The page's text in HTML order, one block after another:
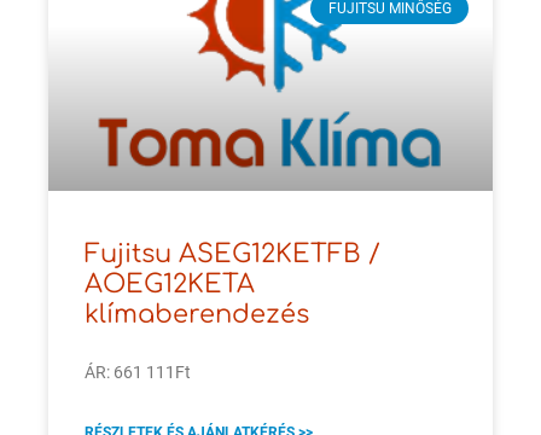
FUJITSU MINŐSÉG
Fujitsu ASEG12KETFB /
AOEG12KETA
klímaberendezés
ÁR: 661 111Ft